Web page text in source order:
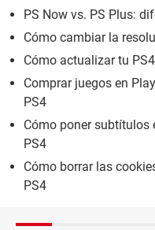
PS Now vs. PS Plus:
Cómo cambiar la
Cómo actualizar tu
Comprar juegos en
PS4
Cómo poner subtítulos
PS4
Cómo borrar las
PS4